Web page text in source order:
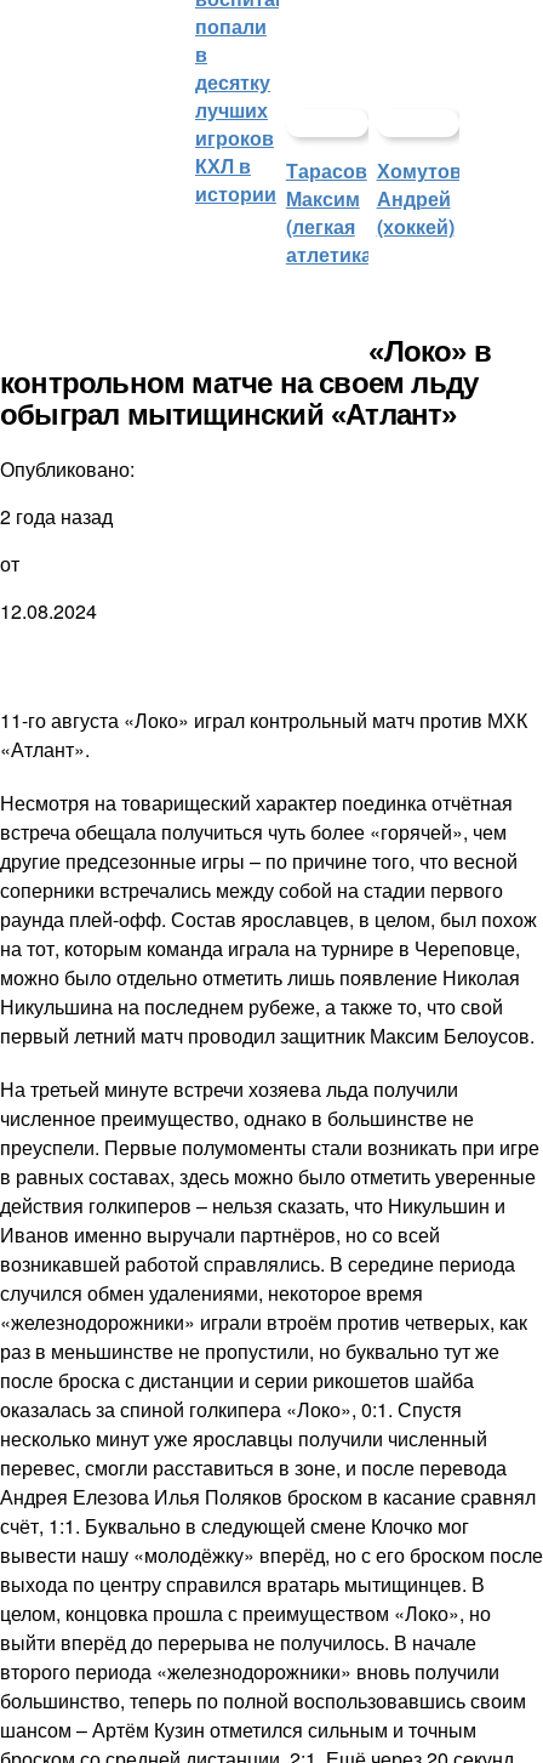
попали
в
десятку
лучших
игроков
КХЛ в
истории
Тарасов
Максим
(легкая
атлетика)
Хомутов
Андрей
(хоккей)
«Локо» в
контрольном матче на своем льду
обыграл мытищинский «Атлант»
Опубликовано:
2 года назад
от
12.08.2024
11-го августа «Локо» играл контрольный матч против МХК
«Атлант».
Несмотря на товарищеский характер поединка отчётная
встреча обещала получиться чуть более «горячей», чем
другие предсезонные игры – по причине того, что весной
соперники встречались между собой на стадии первого
раунда плей-офф. Состав ярославцев, в целом, был похож
на тот, которым команда играла на турнире в Череповце,
можно было отдельно отметить лишь появление Николая
Никульшина на последнем рубеже, а также то, что свой
первый летний матч проводил защитник Максим Белоусов.
На третьей минуте встречи хозяева льда получили
численное преимущество, однако в большинстве не
преуспели. Первые полумоменты стали возникать при игре
в равных составах, здесь можно было отметить уверенные
действия голкиперов – нельзя сказать, что Никульшин и
Иванов именно выручали партнёров, но со всей
возникавшей работой справлялись. В середине периода
случился обмен удалениями, некоторое время
«железнодорожники» играли втроём против четверых, как
раз в меньшинстве не пропустили, но буквально тут же
после броска с дистанции и серии рикошетов шайба
оказалась за спиной голкипера «Локо», 0:1. Спустя
несколько минут уже ярославцы получили численный
перевес, смогли расставиться в зоне, и после перевода
Андрея Елезова Илья Поляков броском в касание сравнял
счёт, 1:1. Буквально в следующей смене Клочко мог
вывести нашу «молодёжку» вперёд, но с его броском после
выхода по центру справился вратарь мытищинцев. В
целом, концовка прошла с преимуществом «Локо», но
выйти вперёд до перерыва не получилось. В начале
второго периода «железнодорожники» вновь получили
большинство, теперь по полной воспользовавшись своим
шансом – Артём Кузин отметился сильным и точным